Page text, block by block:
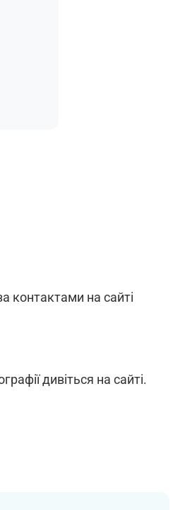
контактами на сайті
дивіться на сайті.